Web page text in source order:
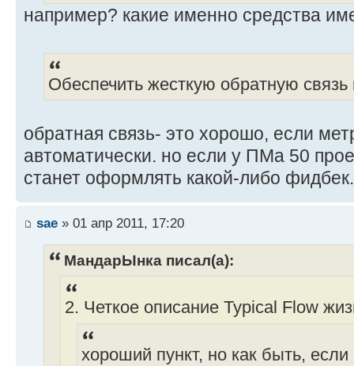
например? какие именно средства
Обеспечить жесткую обратную
обратная связь- это хорошо, если
автоматически. но если у ПМа 50
станет оформлять какой-либо
sae » 01 апр 2011, 17:20
МандарЫнка писал(а):
2. Четкое описание Typical Flow
хороший пункт, но как быть,